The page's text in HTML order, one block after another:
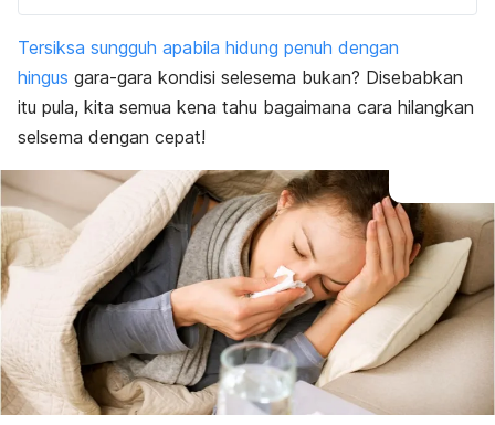
Tersiksa sungguh apabila hidung penuh dengan
hingus gara-gara kondisi selesema bukan? Disebabkan
itu pula, kita semua kena tahu bagaimana cara hilangkan
selsema dengan cepat!